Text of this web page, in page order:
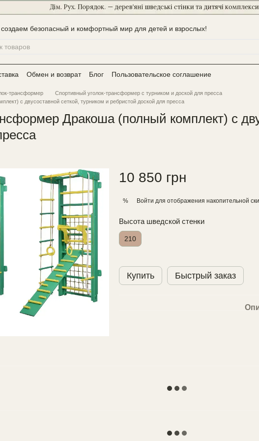
безопасный и комфортный мир для детей и взрослых!
Обмен и возврат Блог Пользовательское соглашение
трансформер
Спортивный уголок-трансформер с турником и доской для пресса
с двусоставной сеткой, турником и ребристой доской для пресса
Дракоша (полный комплект) с
10 850 грн
% Войти для отображения накопительной
Высота шведской стенки
210
Купить Быстрый заказ